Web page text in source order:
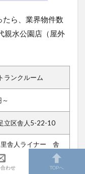
ら、業界物件数
親水公園店（屋外
ランクルーム
立区舎人5-22-10
里舎人ライナー 舎
徒歩12分
舎人ライナー 見
わせ TOPへ